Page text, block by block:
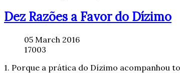
Dez Razões a Favor do Dízimo
05 March 2016
17003
1. Porque a prática do Dízimo acompanhou